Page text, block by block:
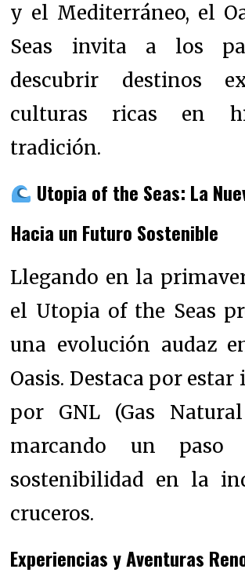
y el Mediterráneo, el
Seas invita a los
descubrir destinos
culturas ricas en
tradición.
Utopia of the Seas: La
Hacia un Futuro Sostenible
Llegando en la
el Utopia of the Seas
una evolución audaz
Oasis. Destaca por
por GNL (Gas Natural
marcando un paso
sostenibilidad en la
cruceros.
Experiencias y Aventuras